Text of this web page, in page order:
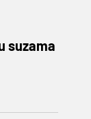
suzama